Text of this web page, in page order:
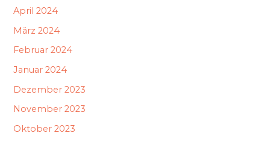
April 2024
März 2024
Februar 2024
Januar 2024
Dezember 2023
November 2023
Oktober 2023